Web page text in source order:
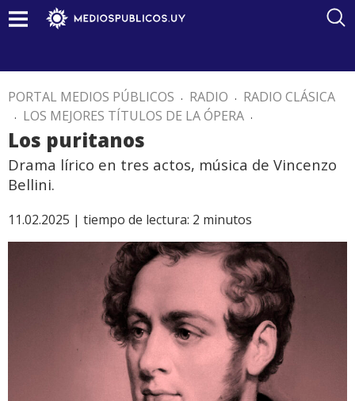
PORTAL MEDIOS PÚBLICOS . RADIO . RADIO CLÁSICA
. LOS MEJORES TÍTULOS DE LA ÓPERA .
Los puritanos
Drama lírico en tres actos, música de Vincenzo
Bellini.
11.02.2025 | tiempo de lectura: 2 minutos